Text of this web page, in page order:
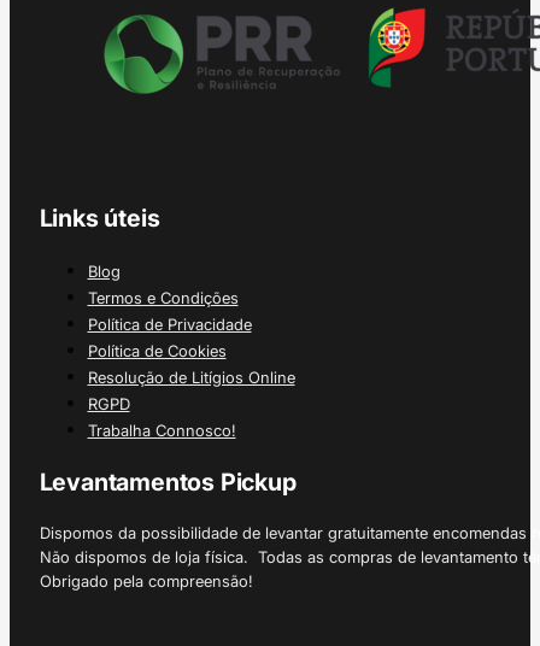
Links úteis
Blog
Termos e Condições
Política de Privacidade
Política de Cookies
Resolução de Litígios Online
RGPD
Trabalha Connosco!
Levantamentos Pickup
Dispomos da possibilidade de levantar gratuitamente
Não dispomos de loja física. Todas as compras de levantamento
Obrigado pela compreensão!